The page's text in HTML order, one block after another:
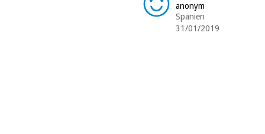
anonym
Spanien
31/01/2019